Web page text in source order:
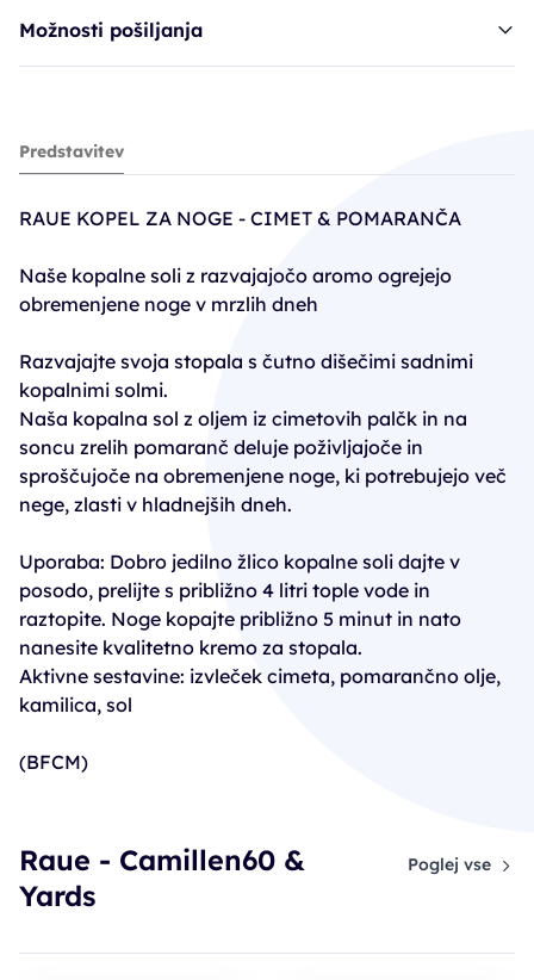
Možnosti pošiljanja
Raue kopel za noge - Zimt & Orange
49,90€
Predstavitev
RAUE KOPEL ZA NOGE - CIMET & POMARANČA
Naše kopalne soli z razvajajočo aromo ogrejejo
obremenjene noge v mrzlih dneh
Razvajajte svoja stopala s čutno dišečimi sadnimi
kopalnimi solmi.
Naša kopalna sol z oljem iz cimetovih palčk in na
soncu zrelih pomaranč deluje poživljajoče in
sproščujoče na obremenjene noge, ki potrebujejo več
nege, zlasti v hladnejših dneh.
Uporaba: Dobro jedilno žlico kopalne soli dajte v
posodo, prelijte s približno 4 litri tople vode in
raztopite. Noge kopajte približno 5 minut in nato
nanesite kvalitetno kremo za stopala.
Aktivne sestavine: izvleček cimeta, pomarančno olje,
kamilica, sol
(BFCM)
Raue - Camillen60 &
Yards
Poglej vse